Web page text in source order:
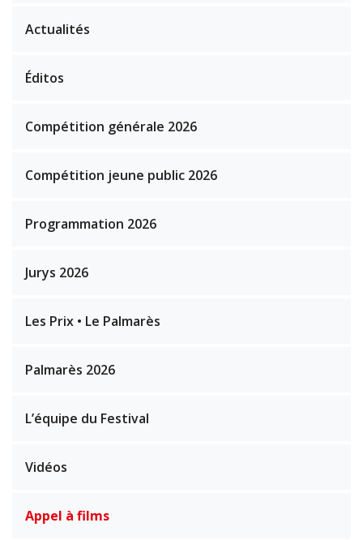
Actualités
Éditos
Compétition générale 2026
Compétition jeune public 2026
Programmation 2026
Jurys 2026
Les Prix • Le Palmarès
Palmarès 2026
L’équipe du Festival
Vidéos
Appel à films